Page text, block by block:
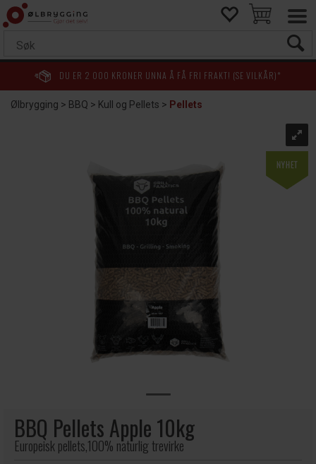
DU ER 2 000 KRONER UNNA Å FÅ FRI FRAKT! (SE VILKÅR)*
Ølbrygging>BBQ>Kull og Pellets> Pellets
BBQ Pellets Apple 10kg
Europeisk pellets,100% naturlig trevirke